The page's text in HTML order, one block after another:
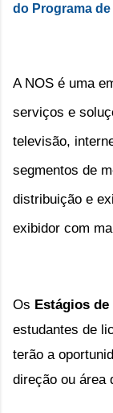
do Programa
A NOS é uma
serviços e
televisão,
segmentos de
distribuição e
exibidor com
Os Estágios de
estudantes de
terão a
direção ou área